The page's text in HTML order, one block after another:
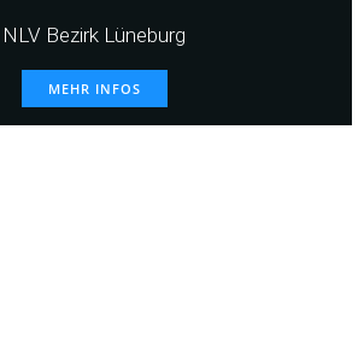
NLV Bezirk Lüneburg
MEHR INFOS